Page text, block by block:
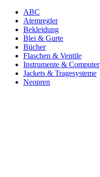
ABC
Atemregler
Bekleidung
Blei & Gurte
Bücher
Flaschen & Ventile
Instrumente & Computer
Jackets & Tragesysteme
Neopren